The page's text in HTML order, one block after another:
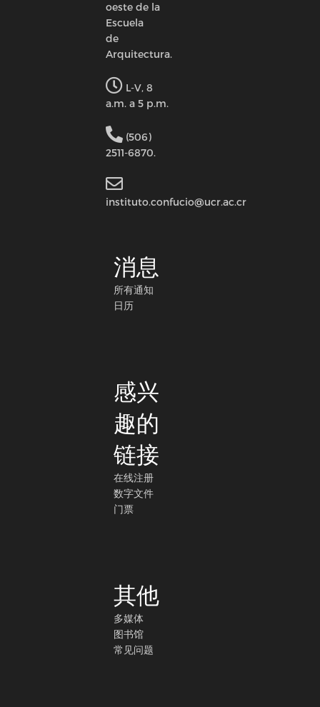
oeste de la
Escuela
de
Arquitectura.
L-V, 8
a.m. a 5 p.m.
(506)
2511-6870.
instituto.confucio@ucr.ac.cr
消息
所有通知
日历
感兴
趣的
链接
在线注册
数字文件
门票
其他
多媒体
图书馆
常见问题